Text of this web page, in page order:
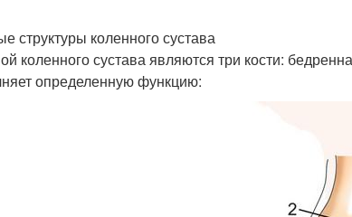
структуры коленного сустава
коленного сустава являются три кости:
определенную функцию: